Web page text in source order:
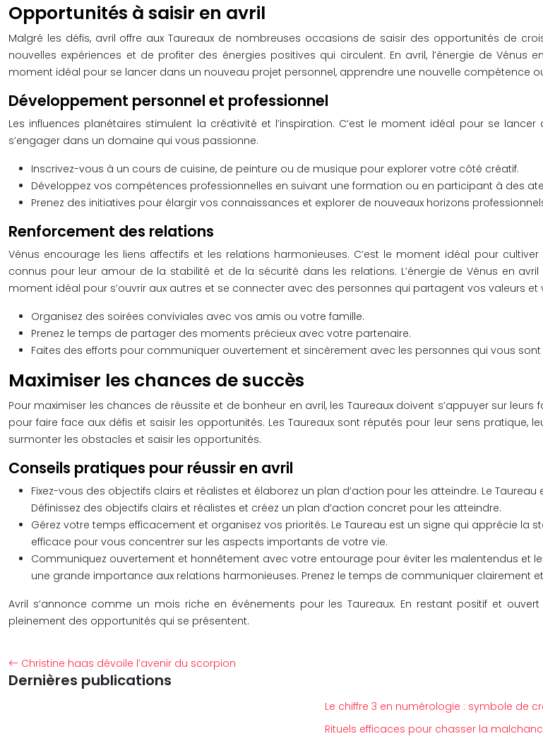
Opportunités à saisir en avril
Malgré les défis, avril offre aux Taureaux de nombreuses occasions de saisir des opportunités de
nouvelles expériences et de profiter des énergies positives qui circulent. En avril, l’énergie de Vénus
moment idéal pour se lancer dans un nouveau projet personnel, apprendre une nouvelle compétence
Développement personnel et professionnel
Les influences planétaires stimulent la créativité et l’inspiration. C’est le moment idéal pour se
s’engager dans un domaine qui vous passionne.
Inscrivez-vous à un cours de cuisine, de peinture ou de musique pour explorer votre côté créatif.
Développez vos compétences professionnelles en suivant une formation ou en participant à des
Prenez des initiatives pour élargir vos connaissances et explorer de nouveaux horizons
Renforcement des relations
Vénus encourage les liens affectifs et les relations harmonieuses. C’est le moment idéal pour
connus pour leur amour de la stabilité et de la sécurité dans les relations. L’énergie de Vénus en
moment idéal pour s’ouvrir aux autres et se connecter avec des personnes qui partagent vos valeurs et
Organisez des soirées conviviales avec vos amis ou votre famille.
Prenez le temps de partager des moments précieux avec votre partenaire.
Faites des efforts pour communiquer ouvertement et sincèrement avec les personnes qui vous sont
Maximiser les chances de succès
Pour maximiser les chances de réussite et de bonheur en avril, les Taureaux doivent s’appuyer sur
pour faire face aux défis et saisir les opportunités. Les Taureaux sont réputés pour leur sens pratique,
surmonter les obstacles et saisir les opportunités.
Conseils pratiques pour réussir en avril
Fixez-vous des objectifs clairs et réalistes et élaborez un plan d’action pour les atteindre. Le
Définissez des objectifs clairs et réalistes et créez un plan d’action concret pour les atteindre.
Gérez votre temps efficacement et organisez vos priorités. Le Taureau est un signe qui apprécie la
efficace pour vous concentrer sur les aspects importants de votre vie.
Communiquez ouvertement et honnêtement avec votre entourage pour éviter les malentendus et
une grande importance aux relations harmonieuses. Prenez le temps de communiquer clairement
Avril s’annonce comme un mois riche en événements pour les Taureaux. En restant positif et
pleinement des opportunités qui se présentent.
Christine haas dévoile l’avenir du scorpion
Dernières publications
Le chiffre 3 en numérologie : symbole de
Rituels efficaces pour chasser la